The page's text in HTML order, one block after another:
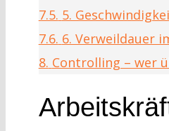
7.5. 5.
7.6. 6. Verweildauer
8. Controlling – wer